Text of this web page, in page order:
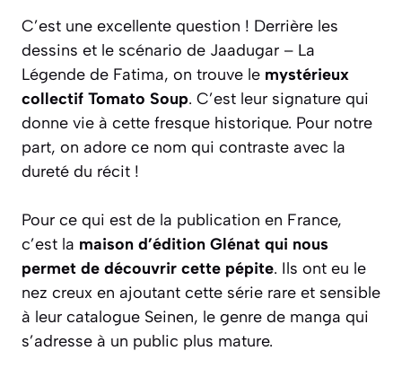
C’est une excellente question ! Derrière les
dessins et le scénario de Jaadugar – La
Légende de Fatima, on trouve le mystérieux
collectif Tomato Soup. C’est leur signature qui
donne vie à cette fresque historique. Pour notre
part, on adore ce nom qui contraste avec la
dureté du récit !
Pour ce qui est de la publication en France,
c’est la maison d’édition Glénat qui nous
permet de découvrir cette pépite. Ils ont eu le
nez creux en ajoutant cette série rare et sensible
à leur catalogue Seinen, le genre de manga qui
s’adresse à un public plus mature.